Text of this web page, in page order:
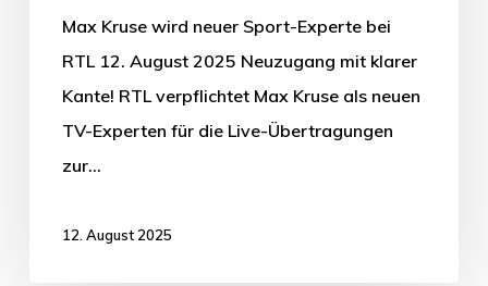
Max Kruse wird neuer Sport-Experte bei
RTL 12. August 2025 Neuzugang mit klarer
Kante! RTL verpflichtet Max Kruse als neuen
TV-Experten für die Live-Übertragungen
zur…
12. August 2025